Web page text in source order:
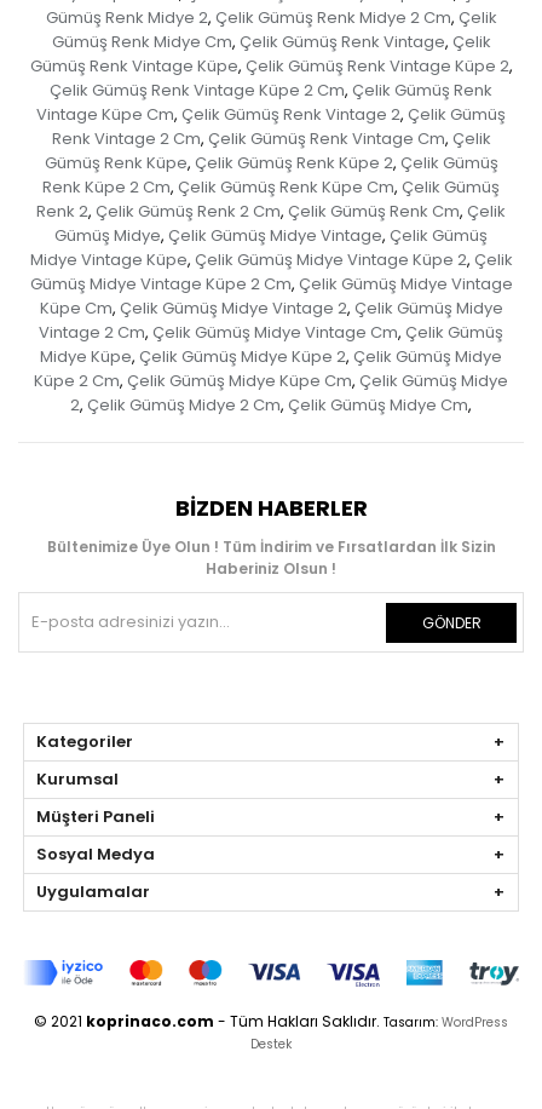
Gümüş Renk Midye 2, Çelik Gümüş Renk Midye 2 Cm, Çelik
Gümüş Renk Midye Cm, Çelik Gümüş Renk Vintage, Çelik
Gümüş Renk Vintage Küpe, Çelik Gümüş Renk Vintage Küpe 2,
Çelik Gümüş Renk Vintage Küpe 2 Cm, Çelik Gümüş Renk
Vintage Küpe Cm, Çelik Gümüş Renk Vintage 2, Çelik Gümüş
Renk Vintage 2 Cm, Çelik Gümüş Renk Vintage Cm, Çelik
Gümüş Renk Küpe, Çelik Gümüş Renk Küpe 2, Çelik Gümüş
Renk Küpe 2 Cm, Çelik Gümüş Renk Küpe Cm, Çelik Gümüş
Renk 2, Çelik Gümüş Renk 2 Cm, Çelik Gümüş Renk Cm, Çelik
Gümüş Midye, Çelik Gümüş Midye Vintage, Çelik Gümüş
Midye Vintage Küpe, Çelik Gümüş Midye Vintage Küpe 2, Çelik
Gümüş Midye Vintage Küpe 2 Cm, Çelik Gümüş Midye Vintage
Küpe Cm, Çelik Gümüş Midye Vintage 2, Çelik Gümüş Midye
Vintage 2 Cm, Çelik Gümüş Midye Vintage Cm, Çelik Gümüş
Midye Küpe, Çelik Gümüş Midye Küpe 2, Çelik Gümüş Midye
Küpe 2 Cm, Çelik Gümüş Midye Küpe Cm, Çelik Gümüş Midye
2, Çelik Gümüş Midye 2 Cm, Çelik Gümüş Midye Cm,
BIZDEN HABERLER
Bültenimize Üye Olun ! Tüm İndirim ve Fırsatlardan İlk Sizin
Haberiniz Olsun !
GÖNDER
Kategoriler
Kurumsal
Müşteri Paneli
Sosyal Medya
Uygulamalar
© 2021 koprinaco.com - Tüm Hakları Saklıdır. Tasarım: WordPress
Destek